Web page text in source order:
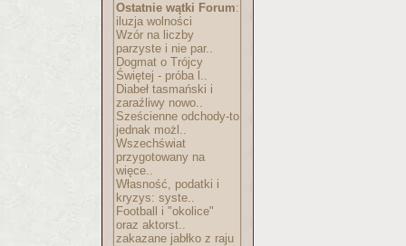
Ostatnie wątki Forum:
iluzja wolności
Wzór na liczby
parzyste i nie par..
Dogmat o Trójcy
Świętej - próba l..
Diabeł tasmański i
zaraźliwy nowo..
Sześcienne odchody-to
jednak możl..
Wszechświat
przygotowany na
więce..
Własność, podatki i
kryzys: syste..
Football i "okolice"
oraz aktorst..
zakazane jabłko z raju